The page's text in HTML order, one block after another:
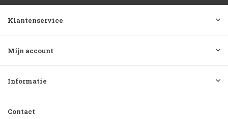
Klantenservice
Mijn account
Informatie
Contact